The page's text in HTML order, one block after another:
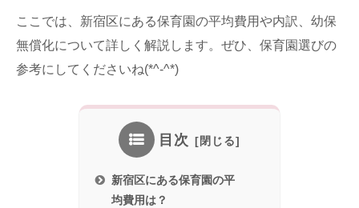
ここでは、新宿区にある保育園の平均費用や内訳、幼保
無償化について詳しく解説します。ぜひ、保育園選びの
参考にしてくださいね(*^-^*)
目次
新宿区にある保育園の平
均費用は？